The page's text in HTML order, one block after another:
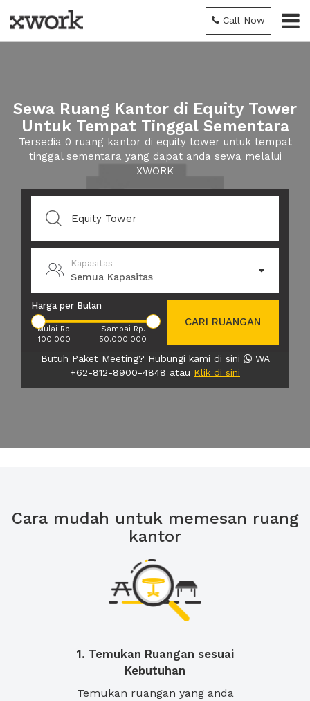
Call Now
Sewa Ruang Kantor di Equity Tower
Untuk Tempat Tinggal Sementara
Tersedia 0 ruang kantor di equity tower untuk tempat
tinggal sementara yang dapat anda sewa melalui
XWORK
Kapasitas
Semua Kapasitas
Harga per Bulan
Mulai Rp.
100.000
-
Sampai Rp.
50.000.000
CARI RUANGAN
Butuh Paket Meeting? Hubungi kami di sini
WA
+62-812-8900-4848 atau Klik di sini
Cara mudah untuk memesan ruang
kantor
1. Temukan Ruangan sesuai
Kebutuhan
Temukan ruangan yang anda